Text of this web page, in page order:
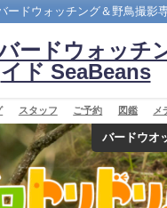
ードウォッチング＆野鳥撮影
ードウォッチ
イド SeaBeans
スタッフ ご予約 図鑑 メ
バードウオ